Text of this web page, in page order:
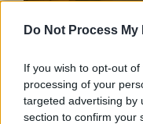
Do Not Process
If you wish to opt-out
processing of your
targeted advertising by
section to confirm your